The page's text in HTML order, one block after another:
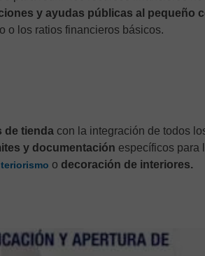
y ayudas públicas al pequeño
o los ratios financieros básicos.
de tienda con la integración de todos
y documentación específicos para
o decoración de interiores.